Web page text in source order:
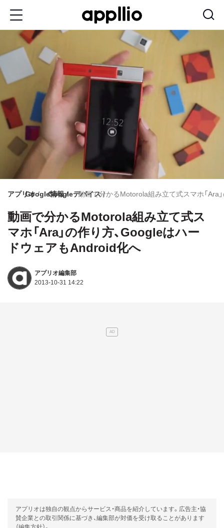
コ
ン
ン
ツ
アプリオGoogle情報Googleデバイス動画で分かるMotorola組み立て式スマホ「Ara
動画で分かるMotorola組み立て式ス
マホ「Ara」の作り方、Googleはハー
ドウェアもAndroid化へ
アプリオ編集部
2013-10-31 14:22
アプリオは独自の観点からサービス・商品を紹介しています。広告主・協
賛企業との取引関係に基づき、編集部が対価を受け取ることがあります